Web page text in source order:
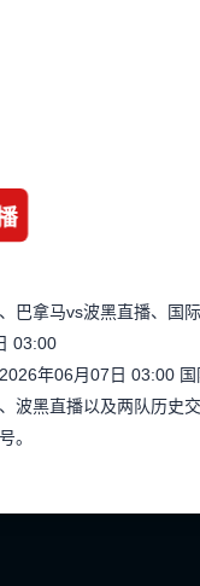
巴拿马vs波黑直播、国
03:00
年06月07日 03:00
波黑直播以及两队历史
。